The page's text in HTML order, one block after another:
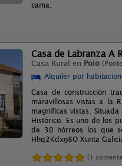
cama.
Casa de Labranza A
Casa Rural en Poio
Alquiler por
Casa de construcción
maravillosas vistas a la
magníficas vistas.
Histórico. Es uno de los
de 30 hórreos los que se
Hhq2Kdxg8O Xunta
(1